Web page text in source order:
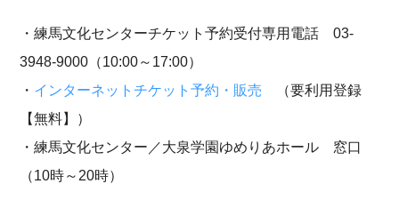
・練馬文化センターチケット予約受付専用電話 03-
3948-9000（10:00～17:00）
・ インターネットチケット予約・販売 （要利用登録
【無料】）​​​​
・練馬文化センター／大泉学園ゆめりあホール 窓口
（10時～20時）